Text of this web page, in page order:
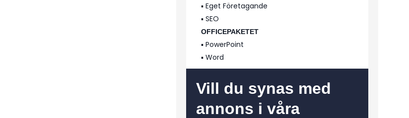
▪️ Eget Företagande
▪️ SEO
OFFICEPAKETET
▪️ PowerPoint
▪️ Word
Vill du synas med
annons i våra